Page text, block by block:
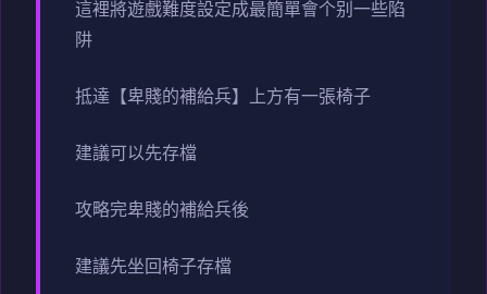
這裡將遊戲難度設定成最簡單會个别一些陷
阱
抵達【卑賤的補給兵】上方有一張椅子
建議可以先存檔
攻略完卑賤的補給兵後
建議先坐回椅子存檔